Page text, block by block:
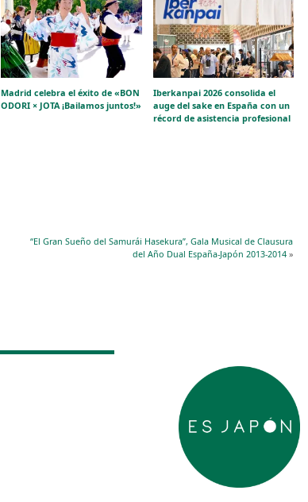
Madrid celebra el éxito de «BON
ODORI × JOTA ¡Bailamos juntos!»
Iberkanpai 2026 consolida el
auge del sake en España con un
récord de asistencia profesional
“El Gran Sueño del Samurái Hasekura”, Gala Musical de Clausura
del Año Dual España-Japón 2013-2014»